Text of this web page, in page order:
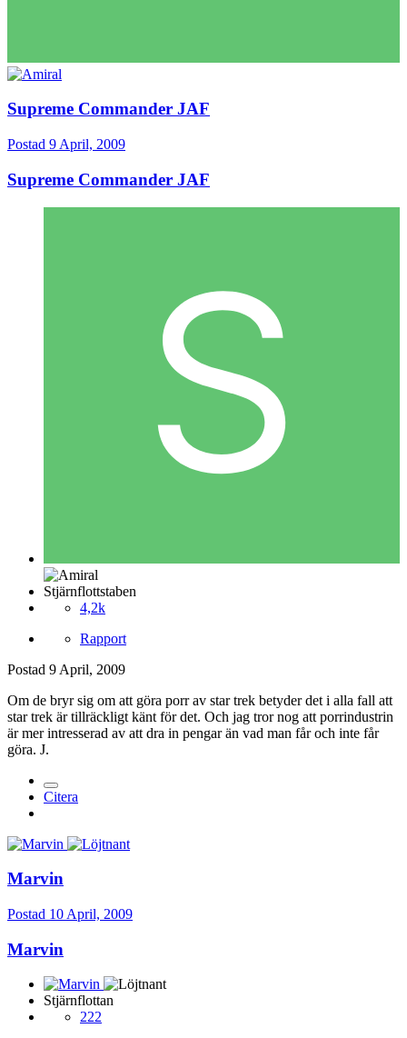
Supreme Commander JAF
Postad 9 April, 2009
Supreme Commander JAF
Stjärnflottstaben
4,2k
Rapport
Postad 9 April, 2009
Om de bryr sig om att göra porr av star trek betyder det i alla fall att
star trek är tillräckligt känt för det. Och jag tror nog att porrindustrin
är mer intresserad av att dra in pengar än vad man får och inte får
göra. J.
Citera
Marvin
Postad 10 April, 2009
Marvin
Stjärnflottan
222